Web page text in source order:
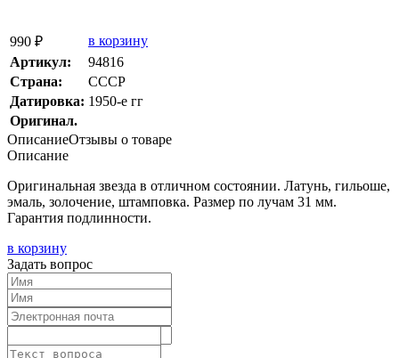
990 ₽
в корзину
Артикул:
94816
Страна:
СССР
Датировка: 1950-е гг
Оригинал.
ОписаниеОтзывы о товаре
Описание
Оригинальная звезда в отличном состоянии. Латунь, гильоше,
эмаль, золочение, штамповка. Размер по лучам 31 мм.
Гарантия подлинности.
в корзину
Текст отзыва:
Задать вопрос